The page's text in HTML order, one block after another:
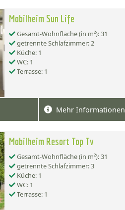
Mobilheim Sun Life
Gesamt-Wohnfläche (in m²): 31
getrennte Schlafzimmer: 2
Küche: 1
WC: 1
Terrasse: 1
Mehr Informationen
Mobilheim Resort Top Tv
Gesamt-Wohnfläche (in m²): 31
getrennte Schlafzimmer: 3
Küche: 1
WC: 1
Terrasse: 1